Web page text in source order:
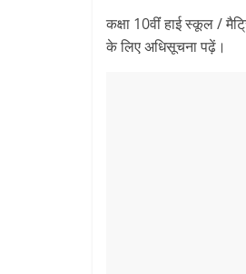
कक्षा 10वींं हाई स्कूल /
के लिए अधिसूचना पढ़ें।